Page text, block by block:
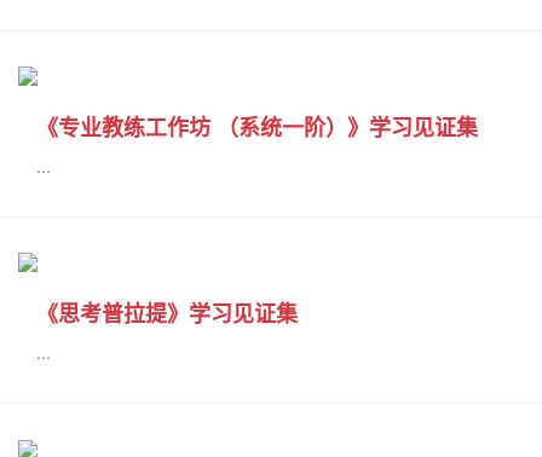
《专业教练工作坊 （系统一阶）》学习见证集
...
《思考普拉提》学习见证集
...